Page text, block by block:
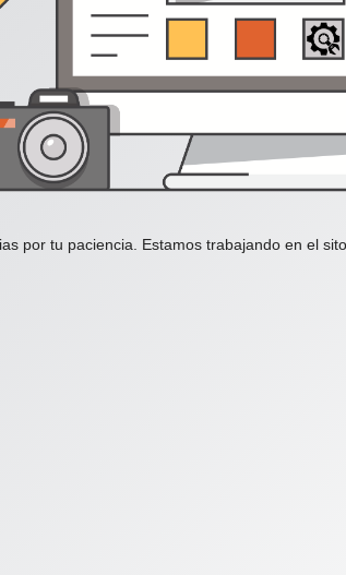
por tu paciencia. Estamos trabajando en el